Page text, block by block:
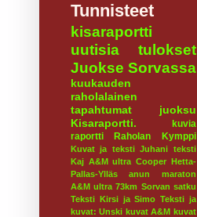
Tunnisteet
kisaraportti
uutisia
tulokset
Juokse Sorvassa
kuukauden
raholalainen
tapahtumat
juoksu
Kisaraportti.
kuvia
raportti
Raholan Kymppi
Kuvat ja teksti Juhani teksti
Kaj A&M ultra Cooper Hetta-
Pallas-Ylläs
anun maraton
A&M ultra 73km Sorvan satku
Teksti Kirsi ja Simo Teksti ja
kuvat: Unski kuvat A&M kuvat